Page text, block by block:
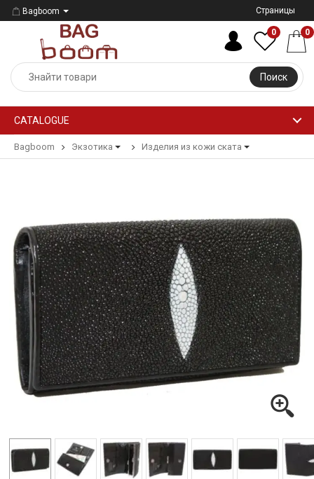
Bagboom Страницы
Поиск
0 0
CATALOGUE
Bagboom Экзотика Изделия из кожи ската